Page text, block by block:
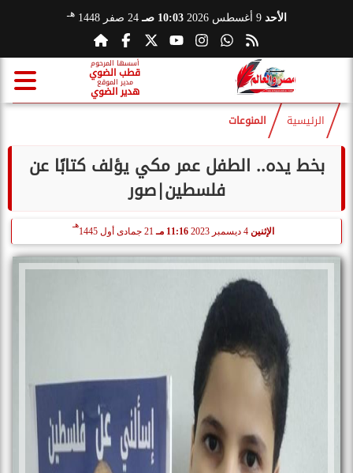
الأحد 9 أغسطس 2026 10:03 صـ 24 صفر 1448 هـ
أسسها المرحوم
قطب الضوي
مدير الموقع
هدير الضوي
الرئيسية المنوعات
بخط يده.. الطفل عمر مكي يؤلف كتابًا عن
فلسطين|صور
الإثنين 11:16 مـ 21 جمادى أول 1445
هـ